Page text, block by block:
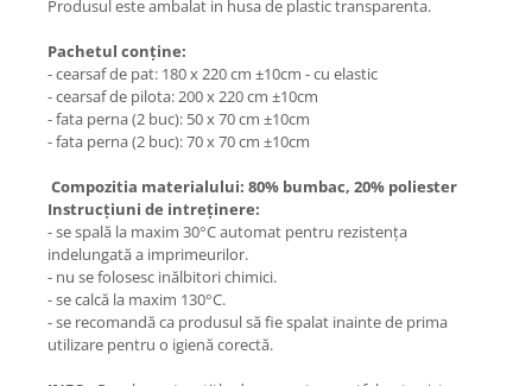
Produsul este ambalat in husa de plastic transparenta.
Pachetul conține:
- cearsaf de pat: 180 x 220 cm ±10cm - cu elastic
- cearsaf de pilota: 200 x 220 cm ±10cm
- fata perna (2 buc): 50 x 70 cm ±10cm
- fata perna (2 buc): 70 x 70 cm ±10cm
Compozitia materialului: 80% bumbac, 20% poliester
Instrucțiuni de intreținere:
- se spală la maxim 30°C automat pentru rezistența
indelungată a imprimeurilor.
- nu se folosesc inălbitori chimici.
- se calcă la maxim 130°C.
- se recomandă ca produsul să fie spalat inainte de prima
utilizare pentru o igienă corectă.